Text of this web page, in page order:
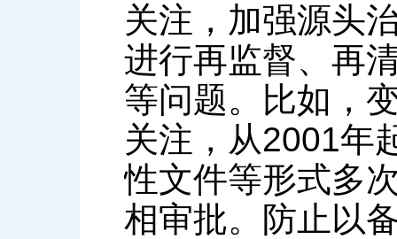
关注，加强源头
进行再监督、再
等问题。比如，
关注，从2001年
性文件等形式多
相审批。防止以